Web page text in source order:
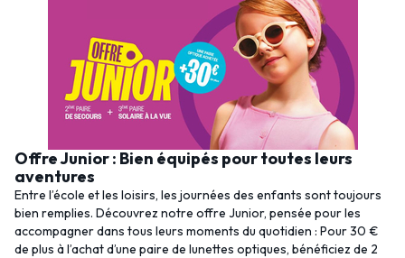
Offre Junior : Bien équipés pour toutes leurs
aventures
Entre l’école et les loisirs, les journées des enfants sont toujours
bien remplies. Découvrez notre offre Junior, pensée pour les
accompagner dans tous leurs moments du quotidien : Pour 30 €
de plus à l’achat d’une paire de lunettes optiques, bénéficiez de 2